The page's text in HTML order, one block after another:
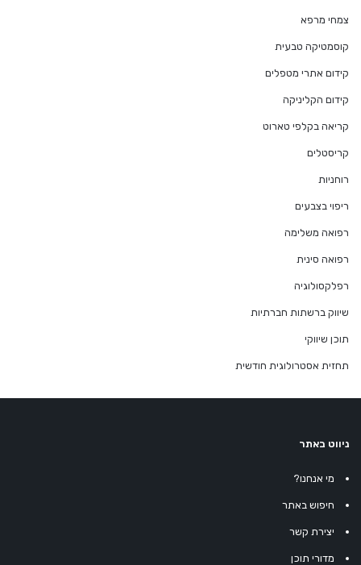
צמחי מרפא
קוסמטיקה טבעית
קידום אתרי מטפלים
קידום הקליניקה
קריאה בקלפי טארוט
קריסטלים
רוחניות
ריפוי בצבעים
רפואה משלימה
רפואה סינית
רפלקסולוגיה
שיווק ברשתות חברתיות
תוכן שיווקי
תחזית אסטרולוגית חודשית
ניווט באתר
מי אנחנו?
חיפוש באתר
יצירת קשר
מדורי תוכן